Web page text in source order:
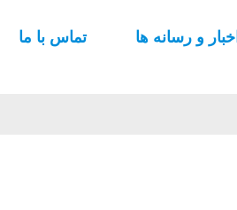
اخبار و رسانه ها تماس با ما